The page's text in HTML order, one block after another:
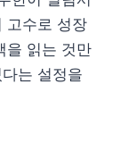
고수로 성장
을 읽는 것만
는 설정을